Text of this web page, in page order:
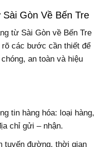
Gòn Về Bến Tre
từ Sài Gòn về Bến Tre
rõ các bước cần thiết để
an toàn và hiệu
tin hàng hóa: loại hàng,
chỉ gửi – nhận.
tuyến đường, thời gian